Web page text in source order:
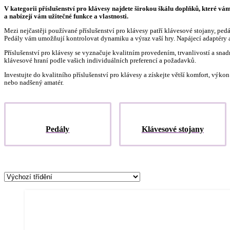
V kategorii příslušenství pro klávesy najdete širokou škálu doplňků, které
a nabízejí vám užitečné funkce a vlastnosti.
Mezi nejčastěji používané příslušenství pro klávesy patří klávesové stojany,
Pedály vám umožňují kontrolovat dynamiku a výraz vaší hry. Napájecí
Příslušenství pro klávesy se vyznačuje kvalitním provedením, trvanlivostí a
klávesové hraní podle vašich individuálních preferencí a požadavků.
Investujte do kvalitního příslušenství pro klávesy a získejte větší komfort,
nebo nadšený amatér.
Pedály Klávesové stojany